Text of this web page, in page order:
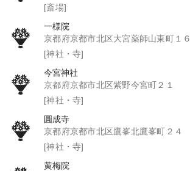
[斎場]
一様院
京都府京都市北区大宮薬師山東町１６
[神社・寺]
今宮神社
京都府京都市北区紫野今宮町２１
[神社・寺]
圓成寺
京都府京都市北区鷹峯北鷹峯町２４
[神社・寺]
黄梅院